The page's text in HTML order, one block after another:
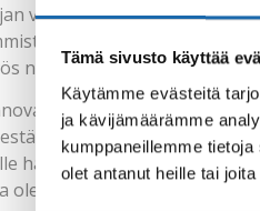
Tämä sivusto käyttää
Käytämme evästeitä
ja kävijämäärämme
kumppaneillemme
olet antanut heille tai
valikoiman
tuotteista on puuöljy.
näyttävän pinnan, joka
teknokemikaali
kosteuden ja sään
haitallisesti vaikuttavien
oleville puumateriaaleille,